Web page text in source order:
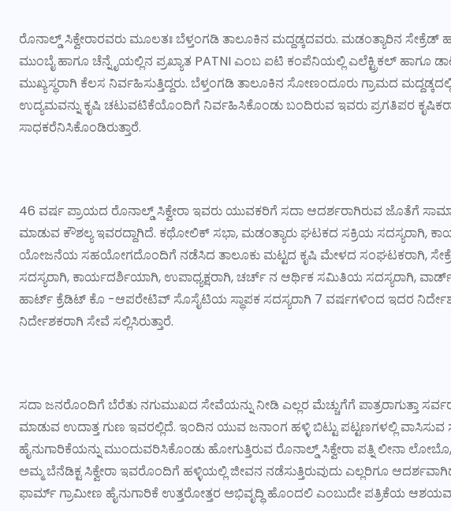
ರೊನಾಲ್ಡ್ ಸಿಕ್ವೇರಾರವರು ಮೂಲತಃ ಬೆಳ್ತಂಗಡಿ ತಾಲೂಕಿನ ಮದ್ದಡ್ಕದವರು. ಮಡಂತ್ಯಾರಿನ
ಮುಂಬೈ ಹಾಗೂ ಚೆನ್ನೈಯಲ್ಲಿನ ಪ್ರಖ್ಯಾತ PATNI ಎಂಬ ಐಟಿ ಕಂಪೆನಿಯಲ್ಲಿ ಎಲೆಕ್ಟ್ರಿಕಲ್
ಮುಖ್ಯಸ್ಥರಾಗಿ ಕೆಲಸ ನಿರ್ವಹಿಸುತ್ತಿದ್ದರು. ಬೆಳ್ತಂಗಡಿ ತಾಲೂಕಿನ ಸೋಣಂದೂರು ಗ್ರಾಮದ
ಉದ್ಯಮವನ್ನು ಕೃಷಿ ಚಟುವಟಿಕೆಯೊಂದಿಗೆ ನಿರ್ವಹಿಸಿಕೊಂಡು ಬಂದಿರುವ ಇವರು ಪ್ರಗತಿಪರ
ಸಾಧಕರೆನಿಸಿಕೊಂಡಿರುತ್ತಾರೆ.
46 ವರ್ಷ ಪ್ರಾಯದ ರೊನಾಲ್ಡ್ ಸಿಕ್ವೇರಾ ಇವರು ಯುವಕರಿಗೆ ಸದಾ ಆದರ್ಶರಾಗಿರುವ ಜೊತೆಗೆ
ಮಾಡುವ ಕೌಶಲ್ಯ ಇವರದ್ದಾಗಿದೆ. ಕಥೋಲಿಕ್ ಸಭಾ, ಮಡಂತ್ಯಾರು ಘಟಕದ ಸಕ್ರಿಯ ಸದಸ್ಯರಾಗಿ,
ಯೋಜನೆಯ ಸಹಯೋಗದೊಂದಿಗೆ ನಡೆಸಿದ ತಾಲೂಕು ಮಟ್ಟದ ಕೃಷಿ ಮೇಳದ ಸಂಘಟಕರಾಗಿ,
ಸದಸ್ಯರಾಗಿ, ಕಾರ್ಯದರ್ಶಿಯಾಗಿ, ಉಪಾಧ್ಯಕ್ಷರಾಗಿ, ಚರ್ಚ್ ನ ಆರ್ಥಿಕ ಸಮಿತಿಯ ಸದಸ್ಯರಾಗಿ, ವಾರ್ಡ್
ಹಾರ್ಟ್ ಕ್ರೆಡಿಟ್ ಕೊ -ಆಪರೇಟಿವ್ ಸೊಸೈಟಿಯ ಸ್ಥಾಪಕ ಸದಸ್ಯರಾಗಿ 7 ವರ್ಷಗಳಿಂದ ಇದರ
ನಿರ್ದೇಶಕರಾಗಿ ಸೇವೆ ಸಲ್ಲಿಸಿರುತ್ತಾರೆ.
ಸದಾ ಜನರೊಂದಿಗೆ ಬೆರೆತು ನಗುಮುಖದ ಸೇವೆಯನ್ನು ನೀಡಿ ಎಲ್ಲರ ಮೆಚ್ಚುಗೆಗೆ ಪಾತ್ರರಾಗುತ್ತಾ
ಮಾಡುವ ಉದಾತ್ತ ಗುಣ ಇವರಲ್ಲಿದೆ. ಇಂದಿನ ಯುವ ಜನಾಂಗ ಹಳ್ಳಿ ಬಿಟ್ಟು ಪಟ್ಟಣಗಳಲ್ಲಿ ವಾಸಿಸುವ
ಹೈನುಗಾರಿಕೆಯನ್ನು ಮುಂದುವರಿಸಿಕೊಂಡು ಹೋಗುತ್ತಿರುವ ರೊನಾಲ್ಡ್ ಸಿಕ್ವೇರಾ ಪತ್ನಿ ಲೀನಾ ಲೋಬೊ,
ಅಮ್ಮ ಬೆನೆಡಿಕ್ಟ ಸಿಕ್ವೇರಾ ಇವರೊಂದಿಗೆ ಹಳ್ಳಿಯಲ್ಲಿ ಜೀವನ ನಡೆಸುತ್ತಿರುವುದು ಎಲ್ಲರಿಗೂ
ಫಾರ್ಮ್ ಗ್ರಾಮೀಣ ಹೈನುಗಾರಿಕೆ ಉತ್ತರೋತ್ತರ ಅಭಿವೃದ್ಧಿ ಹೊಂದಲಿ ಎಂಬುದೇ ಪತ್ರಿಕೆಯ